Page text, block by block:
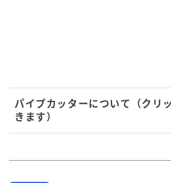
パイプカッターについて（クリ
きます）